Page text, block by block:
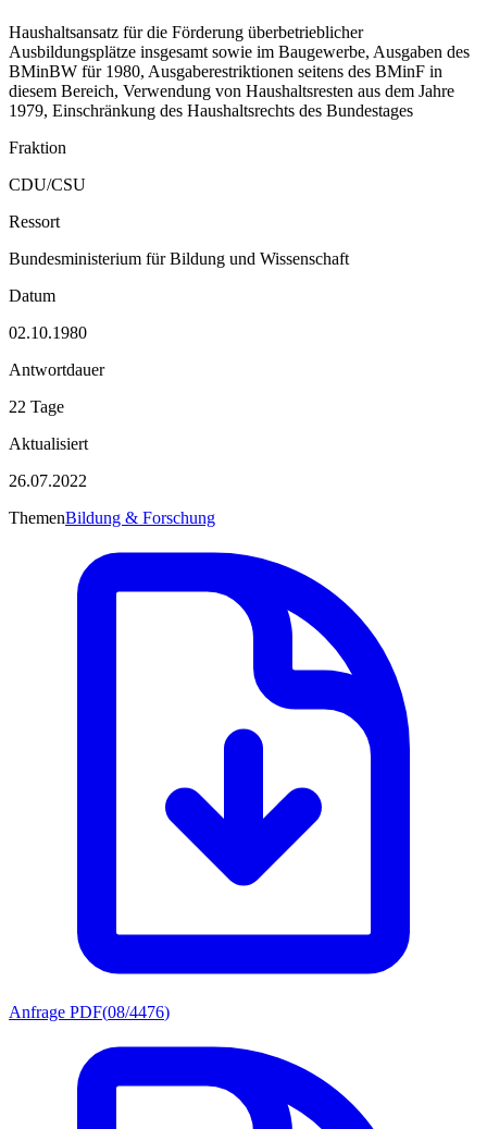
Haushaltsansatz für die Förderung überbetrieblicher
Ausbildungsplätze insgesamt sowie im Baugewerbe, Ausgaben des
BMinBW für 1980, Ausgaberestriktionen seitens des BMinF in
diesem Bereich, Verwendung von Haushaltsresten aus dem Jahre
1979, Einschränkung des Haushaltsrechts des Bundestages
Fraktion
CDU/CSU
Ressort
Bundesministerium für Bildung und Wissenschaft
Datum
02.10.1980
Antwortdauer
22 Tage
Aktualisiert
26.07.2022
ThemenBildung & Forschung
Anfrage PDF(08/4476)